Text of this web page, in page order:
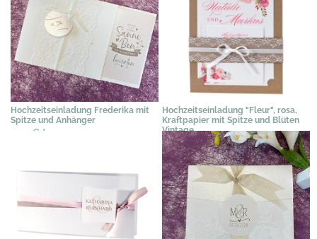
Hochzeitseinladung Frederika mit
Spitze und Anhänger
2,39 € *
Hochzeitseinladung "Fleur", rosa,
Kraftpapier mit Spitze und Blüten
Vintage
3,89 € *